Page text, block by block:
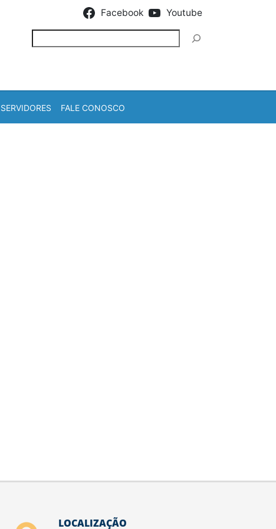
Facebook Youtube
SERVIDORES FALE CONOSCO
LOCALIZAÇÃO